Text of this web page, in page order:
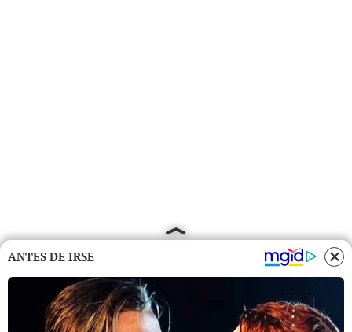
ANTES DE IRSE